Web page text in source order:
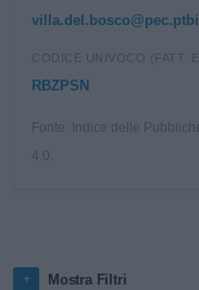
CODICE UNIVOCO (FATT.
RBZPSN
Fonte: Indice delle
Mostra Filtri